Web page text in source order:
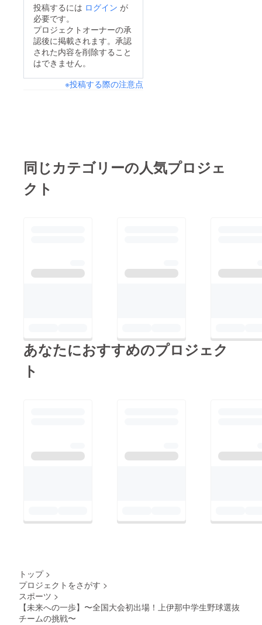
最後までご支援よろし
くお願いします。
投稿するには ログイン が
必要です。
プロジェクトオーナーの承
認後に掲載されます。承認
された内容を削除すること
はできません。
※投稿する際の注意点
同じカテゴリーの人気プロジェ
クト
あなたにおすすめのプロジェク
ト
トップ >
プロジェクトをさがす >
スポーツ >
【未来への一歩】〜全国大会初出場！上伊那中学生野球選抜
チームの挑戦〜